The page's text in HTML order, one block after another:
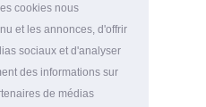
cookies nous
et les annonces, d'offrir
sociaux et d'analyser
des informations sur
de médias